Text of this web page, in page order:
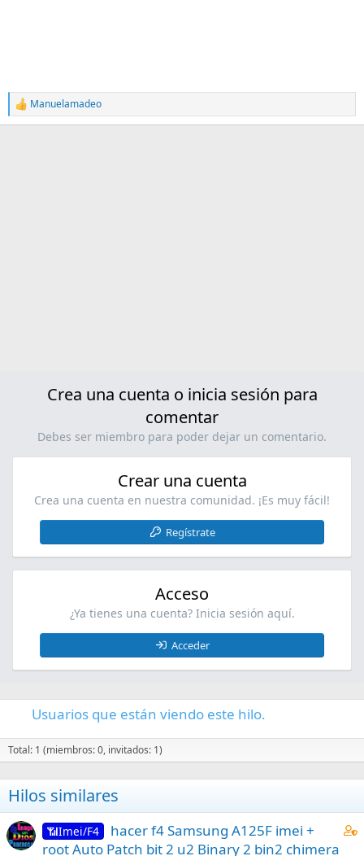
R
e
Manuelamadeo
Crea una cuenta o inicia sesión para
comentar
Debes ser miembro para poder dejar un comentario.
Crear una cuenta
Crea una cuenta en nuestra comunidad. ¡Es muy fácil!
Regístrate
Acceso
¿Ya tienes una cuenta? Inicia sesión aquí.
Acceder
Usuarios que están viendo este hilo.
Total: 1 (miembros: 0, invitados: 1)
Hilos similares
C
📶Imei/F4
hacer f4 Samsung A125F imei +
root Auto Patch bit 2 u2 Binary 2 bin2 chimera